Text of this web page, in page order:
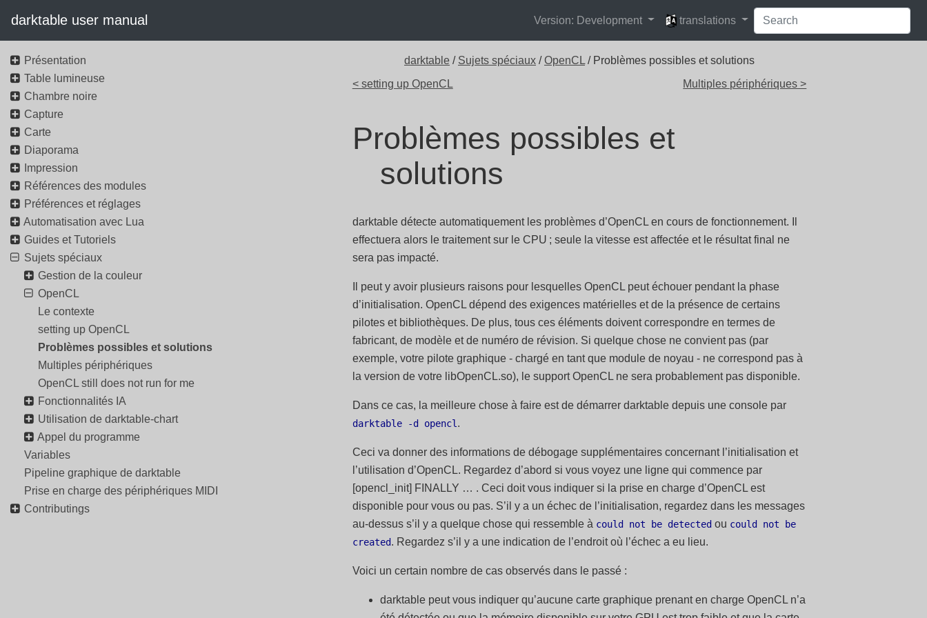
darktable user manual Version: Development
languages
translations
darktable / Sujets spéciaux /OpenCL / Problèmes possibles et solutions
< setting up OpenCL
Multiples périphériques >
Problèmes possibles et
solutions
darktable détecte automatiquement les problèmes d’OpenCL en cours de fonctionnement. Il
effectuera alors le traitement sur le CPU ; seule la vitesse est affectée et le résultat final ne
sera pas impacté.
Il peut y avoir plusieurs raisons pour lesquelles OpenCL peut échouer pendant la phase
d’initialisation. OpenCL dépend des exigences matérielles et de la présence de certains
pilotes et bibliothèques. De plus, tous ces éléments doivent correspondre en termes de
fabricant, de modèle et de numéro de révision. Si quelque chose ne convient pas (par
exemple, votre pilote graphique - chargé en tant que module de noyau - ne correspond pas à
la version de votre libOpenCL.so), le support OpenCL ne sera probablement pas disponible.
Dans ce cas, la meilleure chose à faire est de démarrer darktable depuis une console par
darktable -d opencl .
Ceci va donner des informations de débogage supplémentaires concernant l’initialisation et
l’utilisation d’OpenCL. Regardez d’abord si vous voyez une ligne qui commence par
[opencl_init] FINALLY … . Ceci doit vous indiquer si la prise en charge d’OpenCL est
disponible pour vous ou pas. S’il y a un échec de l’initialisation, regardez dans les messages
au-dessus s’il y a quelque chose qui ressemble à could not be detectedou could not be
created. Regardez s’il y a une indication de l’endroit où l’échec a eu lieu.
Voici un certain nombre de cas observés dans le passé :
darktable peut vous indiquer qu’aucune carte graphique prenant en charge OpenCL n’a
Présentation
Table lumineuse
Chambre noire
Capture
Carte
Diaporama
Impression
Références des modules
Préférences et réglages
Automatisation avec Lua
Guides et Tutoriels
Sujets spéciaux
Gestion de la couleur
OpenCL
Le contexte
setting up OpenCL
Problèmes possibles et solutions
Multiples périphériques
OpenCL still does not run for me
Fonctionnalités IA
Utilisation de darktable-chart
Appel du programme
Variables
Pipeline graphique de darktable
Prise en charge des périphériques MIDI
Contributings